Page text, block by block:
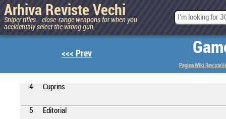
Arhiva Reviste Vechi
Sniper rifles... close-range weapons for when you
accidentaly select the wrong gun.
<<< Prev
Pagina Wiki
4 Cuprins
5 Editorial